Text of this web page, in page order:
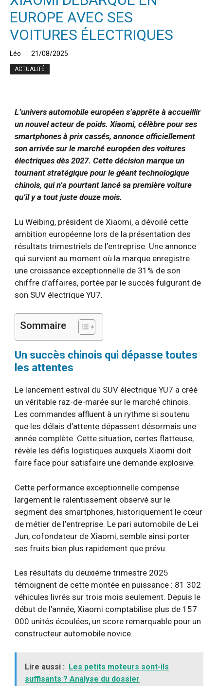
EUROPE AVEC SES
VOITURES ÉLECTRIQUES
Léo 21/08/2025
ACTUALITÉ
L’univers automobile européen s’apprête à accueillir
un nouvel acteur de poids. Xiaomi, célèbre pour ses
smartphones à prix cassés, annonce officiellement
son arrivée sur le marché européen des voitures
électriques dès 2027. Cette décision marque un
tournant stratégique pour le géant technologique
chinois, qui n’a pourtant lancé sa première voiture
qu’il y a tout juste douze mois.
Lu Weibing, président de Xiaomi, a dévoilé cette
ambition européenne lors de la présentation des
résultats trimestriels de l’entreprise. Une annonce
qui survient au moment où la marque enregistre
une croissance exceptionnelle de 31% de son
chiffre d’affaires, portée par le succès fulgurant de
son SUV électrique YU7.
Sommaire
Un succès chinois qui dépasse toutes
les attentes
Le lancement estival du SUV électrique YU7 a créé
un véritable raz-de-marée sur le marché chinois.
Les commandes affluent à un rythme si soutenu
que les délais d’attente dépassent désormais une
année complète. Cette situation, certes flatteuse,
révèle les défis logistiques auxquels Xiaomi doit
faire face pour satisfaire une demande explosive.
Cette performance exceptionnelle compense
largement le ralentissement observé sur le
segment des smartphones, historiquement le cœur
de métier de l’entreprise. Le pari automobile de Lei
Jun, cofondateur de Xiaomi, semble ainsi porter
ses fruits bien plus rapidement que prévu.
Les résultats du deuxième trimestre 2025
témoignent de cette montée en puissance : 81 302
véhicules livrés sur trois mois seulement. Depuis le
début de l’année, Xiaomi comptabilise plus de 157
000 unités écoulées, un score remarquable pour un
constructeur automobile novice.
Lire aussi : Les petits moteurs sont-ils
suffisants ? Analyse du dossier